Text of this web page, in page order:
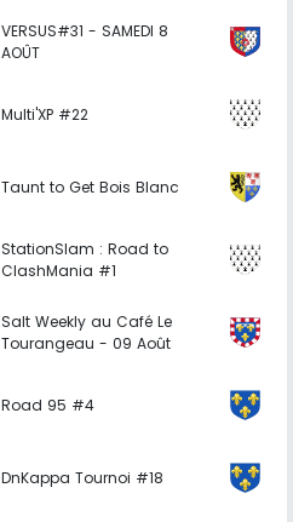
VERSUS#31 - SAMEDI 8
AOÛT
Multi'XP #22
Taunt to Get Bois Blanc
StationSlam : Road to
ClashMania #1
Salt Weekly au Café Le
Tourangeau - 09 Août
Road 95 #4
DnKappa Tournoi #18